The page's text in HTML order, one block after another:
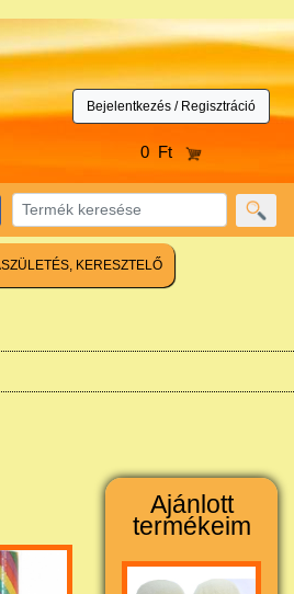
Bejelentkezés / Regisztráció
0 Ft
KERESZTELŐ
Ajánlott
termékeim